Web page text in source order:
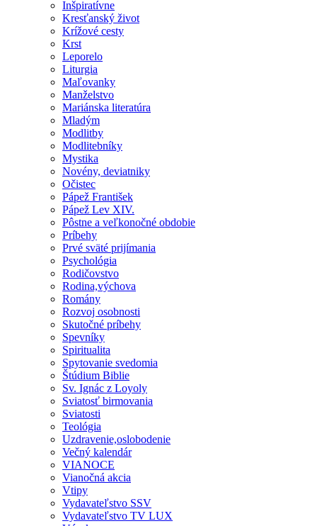
Inšpiratívne
Kresťanský život
Krížové cesty
Krst
Leporelo
Liturgia
Maľovanky
Manželstvo
Mariánska literatúra
Mladým
Modlitby
Modlitebníky
Mystika
Novény, deviatniky
Očistec
Pápež František
Pápež Lev XIV.
Pôstne a veľkonočné obdobie
Príbehy
Prvé sväté prijímania
Psychológia
Rodičovstvo
Rodina,výchova
Romány
Rozvoj osobnosti
Skutočné príbehy
Spevníky
Spiritualita
Spytovanie svedomia
Štúdium Biblie
Sv. Ignác z Loyoly
Sviatosť birmovania
Sviatosti
Teológia
Uzdravenie,oslobodenie
Večný kalendár
VIANOCE
Vianočná akcia
Vtipy
Vydavateľstvo SSV
Vydavateľstvo TV LUX